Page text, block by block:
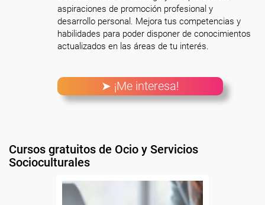
aspiraciones de promoción profesional y
desarrollo personal. Mejora tus competencias y
habilidades para poder disponer de conocimientos
actualizados en las áreas de tu interés.
➤ ¡Me interesa!
Cursos gratuitos de Ocio y Servicios
Socioculturales